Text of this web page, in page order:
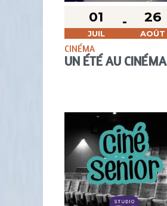
01
JUIL
26
AOÛT
CINÉMA
UN ÉTÉ AU CINÉMA